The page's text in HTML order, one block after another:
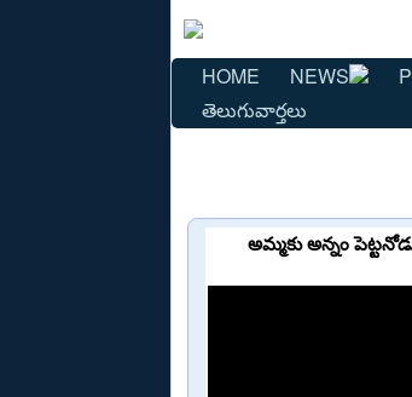
HOME NEWS
తెలుగువార్తలు
అమ్మకు అన్నం